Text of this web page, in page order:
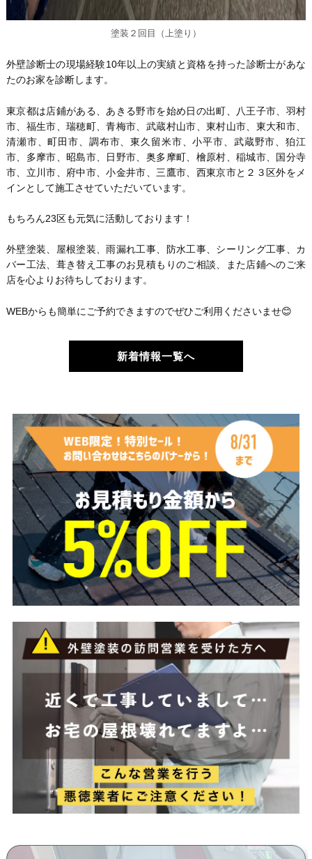
塗装２回目（上塗り）
外壁診断士の現場経験10年以上の実績と資格を持った診断士があな
たのお家を診断します。
東京都は店鋪がある、あきる野市を始め日の出町、八王子市、羽村
市、福生市、瑞穂町、青梅市、武蔵村山市、東村山市、東大和市、
清瀬市、町田市、調布市、東久留米市、小平市、武蔵野市、狛江
市、多摩市、昭島市、日野市、奥多摩町、檜原村、稲城市、国分寺
市、立川市、府中市、小金井市、三鷹市、西東京市と２３区外をメ
インとして施工させていただいています。
もちろん23区も元気に活動しております！
外壁塗装、屋根塗装、雨漏れ工事、防水工事、シーリング工事、カ
バー工法、葺き替え工事のお見積もりのご相談、また店鋪へのご来
店を心よりお待ちしております。
WEBからも簡単にご予約できますのでぜひご利用くださいませ😊
新着情報一覧へ